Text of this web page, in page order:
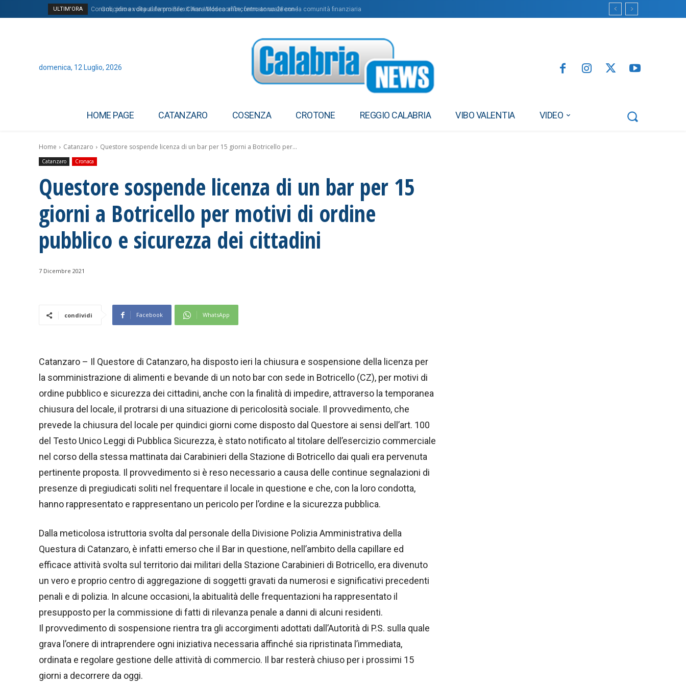
ULTIM'ORA Consob, prima volta al femminile: Chiara Mosca all’incontro annuale con la comunità finanziaria
Omicidio ex deputata pro Brexit Ann Widdecombe, fermato un 28enne
domenica, 12 Luglio, 2026
HOME PAGE CATANZARO COSENZA CROTONE REGGIO CALABRIA VIBO VALENTIA VIDEO
Home Catanzaro Questore sospende licenza di un bar per 15 giorni a Botricello per...
Catanzaro Cronaca
Questore sospende licenza di un bar per 15
giorni a Botricello per motivi di ordine
pubblico e sicurezza dei cittadini
7 Dicembre 2021
condividi Facebook WhatsApp
Catanzaro – Il Questore di Catanzaro, ha disposto ieri la chiusura e sospensione della licenza per
la somministrazione di alimenti e bevande di un noto bar con sede in Botricello (CZ), per motivi di
ordine pubblico e sicurezza dei cittadini, anche con la finalità di impedire, attraverso la temporanea
chiusura del locale, il protrarsi di una situazione di pericolosità sociale. Il provvedimento, che
prevede la chiusura del locale per quindici giorni come disposto dal Questore ai sensi dell’art. 100
del Testo Unico Leggi di Pubblica Sicurezza, è stato notificato al titolare dell’esercizio commerciale
nel corso della stessa mattinata dai Carabinieri della Stazione di Botricello dai quali era pervenuta
pertinente proposta. Il provvedimento si è reso necessario a causa delle continue segnalazioni di
presenze di pregiudicati soliti nel frequentare il locale in questione e che, con la loro condotta,
hanno rappresentato e rappresentano un pericolo per l’ordine e la sicurezza pubblica.
Dalla meticolosa istruttoria svolta dal personale della Divisione Polizia Amministrativa della
Questura di Catanzaro, è infatti emerso che il Bar in questione, nell’ambito della capillare ed
efficace attività svolta sul territorio dai militari della Stazione Carabinieri di Botricello, era divenuto
un vero e proprio centro di aggregazione di soggetti gravati da numerosi e significativi precedenti
penali e di polizia. In alcune occasioni, la abitualità delle frequentazioni ha rappresentato il
presupposto per la commissione di fatti di rilevanza penale a danni di alcuni residenti.
Il provvedimento di sospensione rientra tra gli accorgimenti adottati dall’Autorità di P.S. sulla quale
grava l’onere di intraprendere ogni iniziativa necessaria affinché sia ripristinata l’immediata,
ordinata e regolare gestione delle attività di commercio. Il bar resterà chiuso per i prossimi 15
giorni a decorrere da oggi.